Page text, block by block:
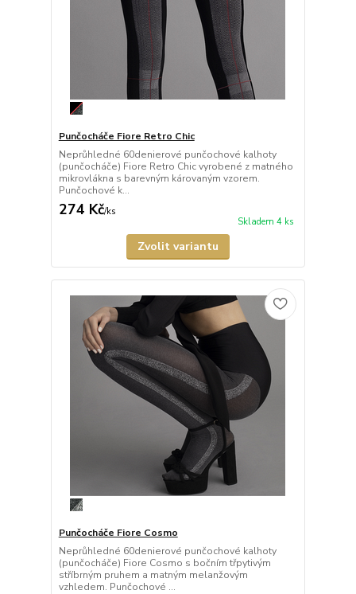
Punčocháče Fiore Retro Chic
Neprůhledné 60denierové punčochové kalhoty
(punčocháče) Fiore Retro Chic vyrobené z matného
mikrovlákna s barevným károvaným vzorem.
Punčochové k...
274 Kč/ks
Skladem 4 ks
Zvolit variantu
Punčocháče Fiore Cosmo
Neprůhledné 60denierové punčochové kalhoty
(punčocháče) Fiore Cosmo s bočním třpytivým
stříbrným pruhem a matným melanžovým
vzhledem. Punčochové ...